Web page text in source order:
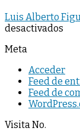
Luis Alberto
desactivados
A
LAS
Meta
Acceder
Feed de
Feed de
Visita No.